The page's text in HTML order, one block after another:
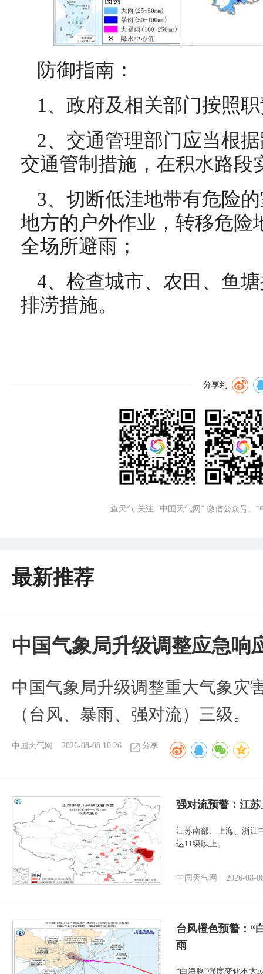
防御指南：
1、政府及相关部门按照
2、交通管理部门应当根
交通管制措施，在积水路段
3、切断低洼地带有危险
地方的户外作业，转移危险
全场所避雨；
4、检查城市、农田、鱼
排涝措施。
分享到
查天气 关注 “中国天气网” 微信公众号、
最新推荐
中国气象局升级调整应急响
中国气象局升级调整重大气象灾
（台风、暴雨、强对流）三级。
中国天气网 2026-08-08 10:26 分享
强对流预警：江
江苏南部、上海、浙江
达11级以上。
中国天气网 2026-08-
台风橙色预警：“
雨
“白海豚”强度变化不大